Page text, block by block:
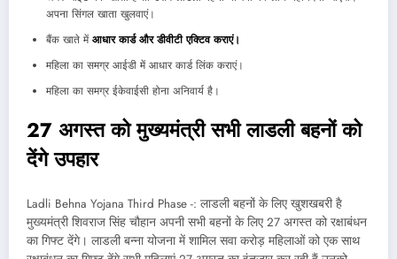
अपना सिंगल खाता खुलवाएं।
बैंक खाते मेंआधार कार्ड और डीवीटी एक्टिव कराएं।
महिला का समग्र आईडी में आधार कार्ड लिंक कराएं।
महिला का समग्र ईकेवाईसी होना अनिवार्य है।
27 अगस्त को मुख्यमंत्री सभी लाडली बहनों को
देंगे उपहार
Ladli Behna Yojana Third Phase -: लाडली बहनों के लिए खुशखबरी है
मुख्यमंत्री शिवराज सिंह चौहान अपनी सभी बहनों के लिए 27 अगस्त को रक्षाबंधन
का गिफ्ट देंगे। लाडली बन्ना योजना में शामिल सवा करोड़ महिलाओं को एक साथ